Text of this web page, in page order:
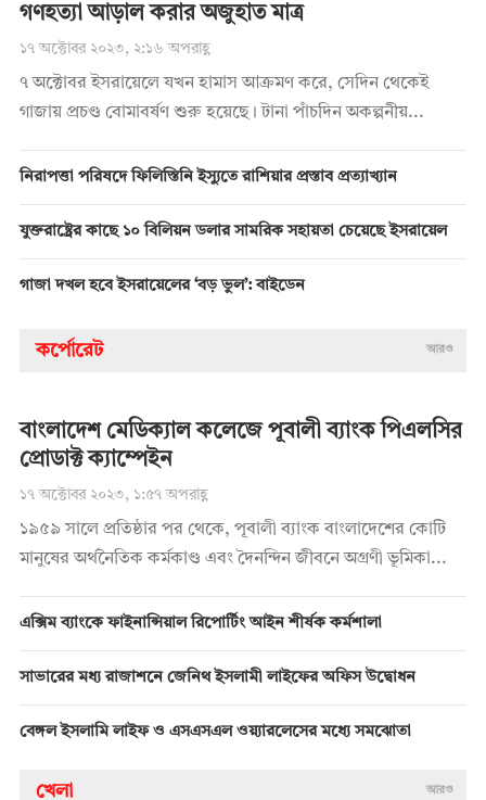
গণহত্যা আড়াল করার অজুহাত মাত্র
১৭ অক্টোবর ২০২৩, ২:১৬ অপরাহ্ণ
৭ অক্টোবর ইসরায়েলে যখন হামাস আক্রমণ করে, সেদিন থেকেই
গাজায় প্রচণ্ড বোমাবর্ষণ শুরু হয়েছে। টানা পাঁচদিন অকল্পনীয়...
নিরাপত্তা পরিষদে ফিলিস্তিনি ইস্যুতে রাশিয়ার প্রস্তাব প্রত্যাখ্যান
যুক্তরাষ্ট্রের কাছে ১০ বিলিয়ন ডলার সামরিক সহায়তা চেয়েছে ইসরায়েল
গাজা দখল হবে ইসরায়েলের ‘বড় ভুল’: বাইডেন
কর্পোরেট আরও
বাংলাদেশ মেডিক্যাল কলেজে পূবালী ব্যাংক পিএলসির
প্রোডাক্ট ক্যাম্পেইন
১৭ অক্টোবর ২০২৩, ১:৫৭ অপরাহ্ণ
১৯৫৯ সালে প্রতিষ্ঠার পর থেকে, পূবালী ব্যাংক বাংলাদেশের কোটি
মানুষের অর্থনৈতিক কর্মকাণ্ড এবং দৈনন্দিন জীবনে অগ্রণী ভূমিকা...
এক্সিম ব্যাংকে ফাইনান্সিয়াল রিপোর্টিং আইন শীর্ষক কর্মশালা
সাভারের মধ্য রাজাশনে জেনিথ ইসলামী লাইফের অফিস উদ্বোধন
বেঙ্গল ইসলামি লাইফ ও এসএসএল ওয়্যারলেসের মধ্যে সমঝোতা
খেলা আরও